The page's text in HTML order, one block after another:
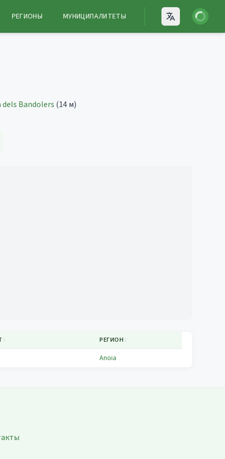
РЕГИОНЫ МУНИЦИПАЛИТЕТЫ Open
Войти
dels Bandolers (14 м)
↕ РЕГИОН ↕
Anoia